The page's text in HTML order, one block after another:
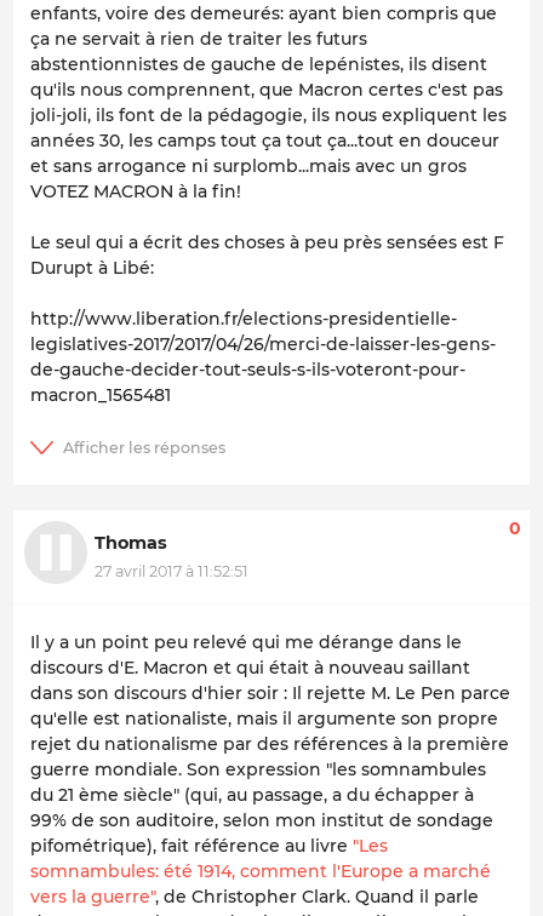
enfants, voire des demeurés: ayant bien compris que
ça ne servait à rien de traiter les futurs
abstentionnistes de gauche de lepénistes, ils disent
qu'ils nous comprennent, que Macron certes c'est pas
joli-joli, ils font de la pédagogie, ils nous expliquent les
années 30, les camps tout ça tout ça...tout en douceur
et sans arrogance ni surplomb...mais avec un gros
VOTEZ MACRON à la fin!
Le seul qui a écrit des choses à peu près sensées est F
Durupt à Libé:
http://www.liberation.fr/elections-presidentielle-
legislatives-2017/2017/04/26/merci-de-laisser-les-gens-
de-gauche-decider-tout-seuls-s-ils-voteront-pour-
macron_1565481
Thomas
27 avril 2017 à 11:52:51
0
Il y a un point peu relevé qui me dérange dans le
discours d'E. Macron et qui était à nouveau saillant
dans son discours d'hier soir : Il rejette M. Le Pen parce
qu'elle est nationaliste, mais il argumente son propre
rejet du nationalisme par des références à la première
guerre mondiale. Son expression "les somnambules
du 21 ème siècle" (qui, au passage, a du échapper à
99% de son auditoire, selon mon institut de sondage
pifométrique), fait référence au livre "Les
somnambules: été 1914, comment l'Europe a marché
vers la guerre", de Christopher Clark. Quand il parle